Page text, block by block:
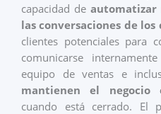
capacidad deautomatizar
las conversaciones de los
clientes potenciales para
comunicarse
equipo de ventas e
mantienen el negocio
cuando está cerrado. El